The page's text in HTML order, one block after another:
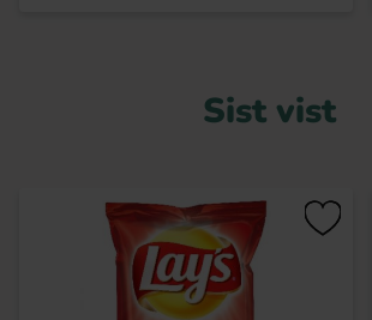
Sist vist